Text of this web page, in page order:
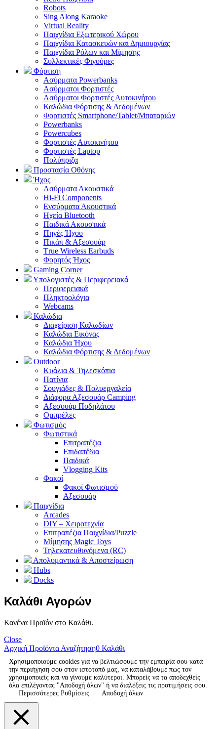
Robots
Sing Along Karaoke
Virtual Reality
Παιχνίδια Εξωτερικού Χώρου
Παιχνίδια Κατασκευών και Δημιουργίας
Παιχνίδια Ρόλων και Μίμησης
Συλλεκτικές Φιγούρες
Φόρτιση
Ασύρματα Powerbanks
Aσύρματοι Φορτιστές
Ασύρματοι Φορτιστές Αυτοκινήτου
Καλώδια Φόρτισης & Δεδομένων
Φορτιστές Smartphone/Tablet/Μπαταριών
Powerbanks
Powercubes
Φορτιστές Αυτοκινήτου
Φορτιστές Laptop
Πολύπριζα
Προστασία Οθόνης
Ήχος
Ασύρματα Ακουστικά
Hi-Fi Components
Ενσύρματα Ακουστικά
Ηχεία Bluetooth
Παιδικά Ακουστικά
Πηγές Ήχου
Πικάπ & Αξεσουάρ
Τrue Wireless Earbuds
Φορητός Ήχος
Gaming Corner
Υπολογιστές & Περιφερειακά
Περιφερειακά
Πληκτρολόγια
Webcams
Καλώδια
Διαχείριση Καλωδίων
Καλώδια Εικόνας
Καλώδια Ήχου
Καλώδια Φόρτισης & Δεδομένων
Outdoor
Κυάλια & Τηλεσκόπια
Πατίνια
Σουγιάδες & Πολυεργαλεία
Διάφορα Αξεσουάρ Camping
Αξεσουάρ Ποδηλάτου
Ομπρέλες
Φωτισμός
Φωτιστικά
Επιτραπέζια
Επιδαπέδια
Παιδικά
Vlogging Kits
Φακοί
Φακοί Φωτισμού
Αξεσουάρ
Παιχνίδια
Arcades
DIY – Χειροτεχνία
Επιτραπέζια Παιχνίδια/Puzzle
Μίμησης Magic Toys
Τηλεκατευθυνόμενα (RC)
Απολυμαντικά & Αποστείρωση
Hubs
Docks
Καλάθι Αγορών
Κανένα Προϊόν στο Καλάθι.
Close
Αρχική Προϊόντα Αναζήτηση0 Καλάθι
Χρησιμοποιούμε cookies για να βελτιώσουμε την εμπειρία σου κατά
την περιήγηση σου στον ιστότοπό μας, να καταλάβουμε πως τον
χρησιμοποιείς και να γίνουμε καλύτεροι. Μπορείς να τα αποδεχθείς
όλα επιλέγοντας "Αποδοχή όλων" ή να διαλέξεις τις προτιμήσεις σου.
Περισσότερες Ρυθμίσεις
Αποδοχή όλων